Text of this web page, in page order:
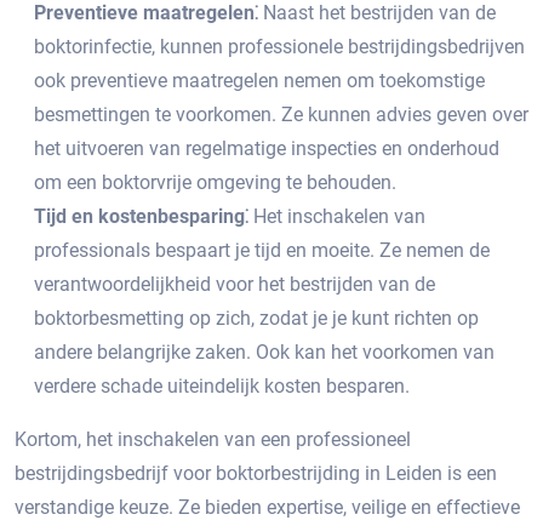
Preventieve maatregelen⁚ Naast het bestrijden van de
boktorinfectie, kunnen professionele bestrijdingsbedrijven
ook preventieve maatregelen nemen om toekomstige
besmettingen te voorkomen.​ Ze kunnen advies geven over
het uitvoeren van regelmatige inspecties en onderhoud
om een boktorvrije omgeving te behouden.​
Tijd en kostenbesparing⁚ Het inschakelen van
professionals bespaart je tijd en moeite.​ Ze nemen de
verantwoordelijkheid voor het bestrijden van de
boktorbesmetting op zich, zodat je je kunt richten op
andere belangrijke zaken.​ Ook kan het voorkomen van
verdere schade uiteindelijk kosten besparen.​
Kortom, het inschakelen van een professioneel
bestrijdingsbedrijf voor boktorbestrijding in Leiden is een
verstandige keuze. Ze bieden expertise, veilige en effectieve